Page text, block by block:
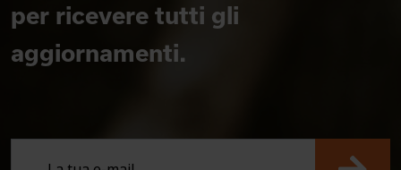
per ricevere tutti gli
aggiornamenti.